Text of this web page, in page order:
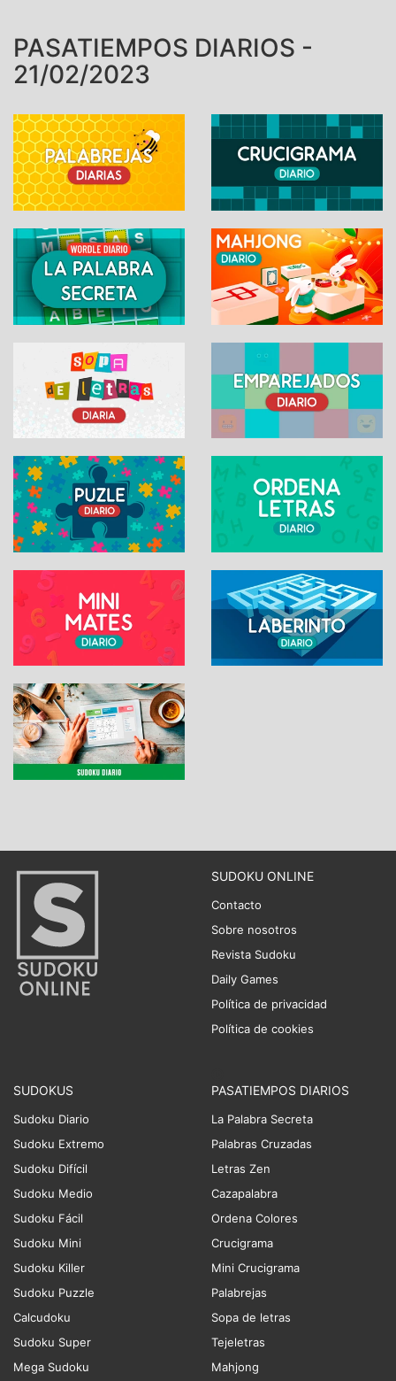
PASATIEMPOS DIARIOS -
21/02/2023
SUDOKU ONLINE
Contacto
Sobre nosotros
Revista Sudoku
Daily Games
Política de privacidad
Política de cookies
SUDOKUS
Sudoku Diario
Sudoku Extremo
Sudoku Difícil
Sudoku Medio
Sudoku Fácil
Sudoku Mini
Sudoku Killer
Sudoku Puzzle
Calcudoku
Sudoku Super
Mega Sudoku
PASATIEMPOS DIARIOS
La Palabra Secreta
Palabras Cruzadas
Letras Zen
Cazapalabra
Ordena Colores
Crucigrama
Mini Crucigrama
Palabrejas
Sopa de letras
Tejeletras
Mahjong